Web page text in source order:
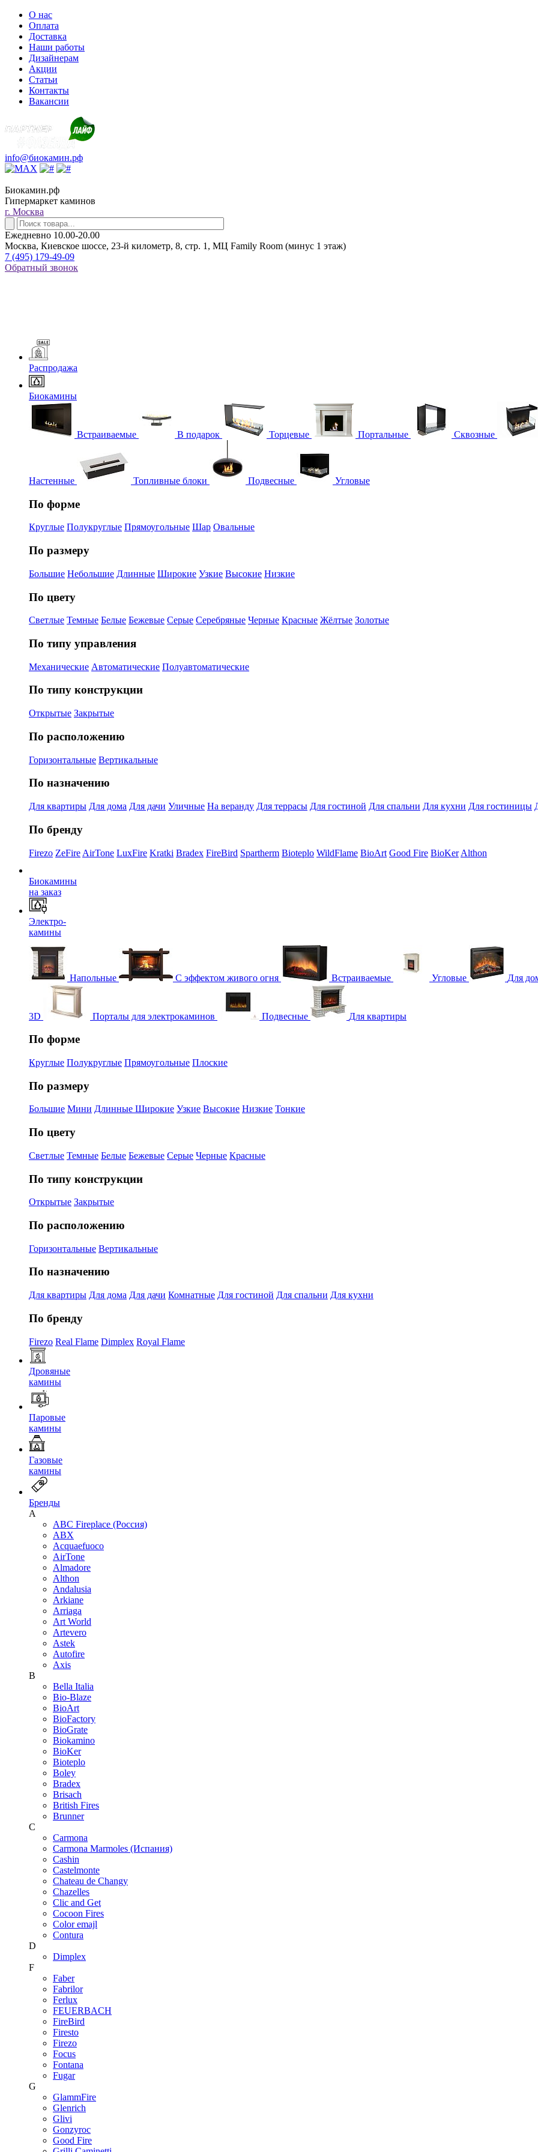
О нас
Оплата
Доставка
Наши работы
Дизайнерам
Акции
Статьи
Контакты
Вакансии
info@биокамин.рф
Биокамин.рф
Гипермаркет каминов
г. Москва
Ежедневно 10.00-20.00
Москва, Киевское шоссе, 23-й километр, 8, стр. 1, МЦ Family Room (минус 1 этаж)
7 (495) 179-49-09
Обратный звонок
Распродажа
Биокамины
Встраиваемые В подарок Торцевые Портальные Сквозные
Настенные Топливные блоки Подвесные Угловые
По форме
Круглые Полукруглые Прямоугольные Шар Овальные
По размеру
Большие Небольшие Длинные Широкие Узкие Высокие Низкие
По цвету
Светлые Темные Белые Бежевые Серые Серебряные Черные Красные Жёлтые Золотые
По типу управления
Механические Автоматические Полуавтоматические
По типу конструкции
Открытые Закрытые
По расположению
Горизонтальные Вертикальные
По назначению
Для квартиры Для дома Для дачи Уличные На веранду Для террасы Для гостиной Для спальни Для кухни Для гостиницы
По бренду
Firezo ZeFire AirTone LuxFire Kratki Bradex FireBird Spartherm Bioteplo WildFlame BioArt Good Fire BioKer Althon
Биокамины
на заказ
Электро-
камины
Напольные С эффектом живого огня Встраиваемые Угловые Для
3D Порталы для электрокаминов Подвесные Для квартиры
По форме
Круглые Полукруглые Прямоугольные Плоские
По размеру
Большие Мини Длинные Широкие Узкие Высокие Низкие Тонкие
По цвету
Светлые Темные Белые Бежевые Серые Черные Красные
По типу конструкции
Открытые Закрытые
По расположению
Горизонтальные Вертикальные
По назначению
Для квартиры Для дома Для дачи Комнатные Для гостиной Для спальни Для кухни
По бренду
Firezo Real Flame Dimplex Royal Flame
Дровяные
камины
Паровые
камины
Газовые
камины
Бренды
A
ABC Fireplace (Россия)
ABX
Acquaefuoco
AirTone
Almadore
Althon
Andalusia
Arkiane
Arriaga
Art World
Artevero
Astek
Autofire
Axis
B
Bella Italia
Bio-Blaze
BioArt
BioFactory
BioGrate
Biokamino
BioKer
Bioteplo
Boley
Bradex
Brisach
British Fires
Brunner
C
Carmona
Carmona Marmoles (Испания)
Cashin
Castelmonte
Chateau de Changy
Chazelles
Clic and Get
Cocoon Fires
Color emajl
Contura
D
Dimplex
F
Faber
Fabrilor
Ferlux
FEUERBACH
FireBird
Firesto
Firezo
Focus
Fontana
Fugar
G
GlammFire
Glenrich
Glivi
Gonzyroc
Good Fire